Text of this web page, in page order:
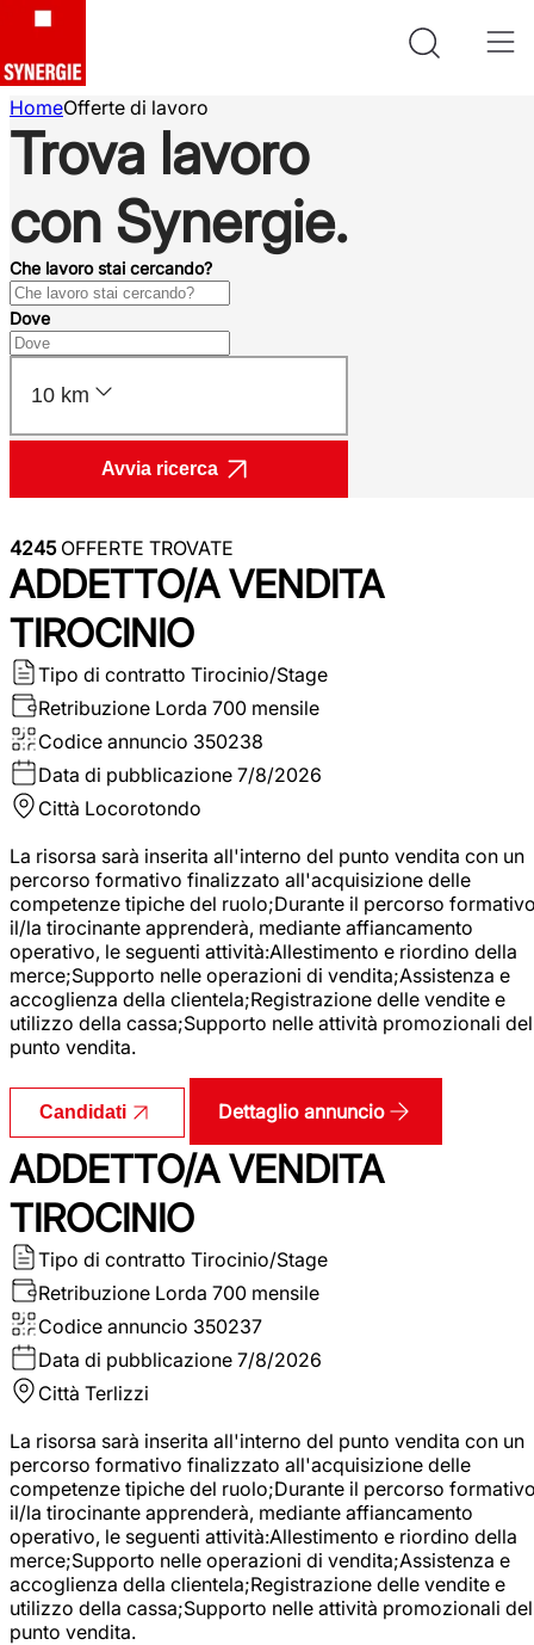
HomeOfferte di lavoro
Trova lavoro
con Synergie.
Che lavoro stai cercando?
Dove
10 km
Avvia ricerca
4245OFFERTE TROVATE
ADDETTO/A VENDITA
TIROCINIO
Tipo di contratto Tirocinio/Stage
Retribuzione Lorda 700 mensile
Codice annuncio 350238
Data di pubblicazione 7/8/2026
Città Locorotondo
La risorsa sarà inserita all'interno del punto vendita con un
percorso formativo finalizzato all'acquisizione delle
competenze tipiche del ruolo;Durante il percorso
il/la tirocinante apprenderà, mediante affiancamento
operativo, le seguenti attività:Allestimento e riordino della
merce;Supporto nelle operazioni di vendita;Assistenza e
accoglienza della clientela;Registrazione delle vendite e
utilizzo della cassa;Supporto nelle attività promozionali del
punto vendita.
Candidati Dettaglio annuncio
ADDETTO/A VENDITA
TIROCINIO
Tipo di contratto Tirocinio/Stage
Retribuzione Lorda 700 mensile
Codice annuncio 350237
Data di pubblicazione 7/8/2026
Città Terlizzi
La risorsa sarà inserita all'interno del punto vendita con un
percorso formativo finalizzato all'acquisizione delle
competenze tipiche del ruolo;Durante il percorso
il/la tirocinante apprenderà, mediante affiancamento
operativo, le seguenti attività:Allestimento e riordino della
merce;Supporto nelle operazioni di vendita;Assistenza e
accoglienza della clientela;Registrazione delle vendite e
utilizzo della cassa;Supporto nelle attività promozionali del
punto vendita.